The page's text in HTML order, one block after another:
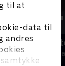
til at
data til
andres
Nyheder &